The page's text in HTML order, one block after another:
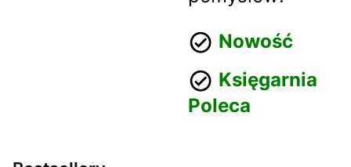
Nowość
Księgarnia
Poleca